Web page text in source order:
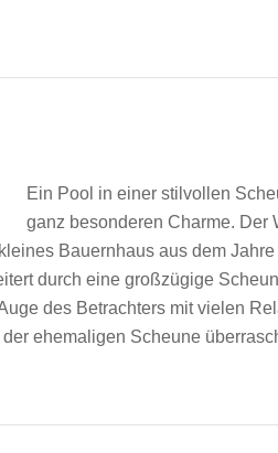
Ein Pool in einer stilvollen
ganz besonderen Charme. Der
Bauernhaus aus dem
durch eine großzügige
des Betrachters mit vielen
ehemaligen Scheune